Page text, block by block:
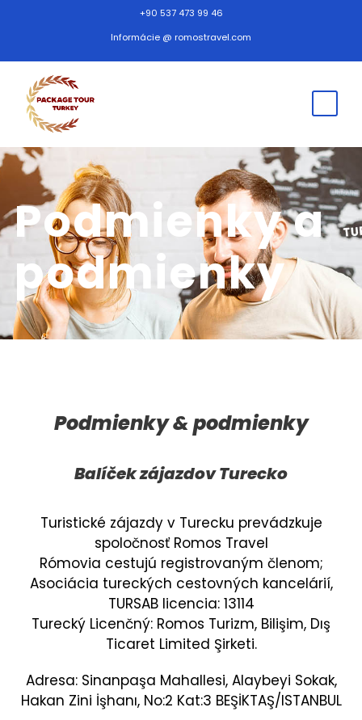
+90 537 473 99 46
Informácie @ romostravel.com
Podmienky a
podmienky
Podmienky & podmienky
Balíček zájazdov Turecko
Turistické zájazdy v Turecku prevádzkuje
spoločnosť Romos Travel
Rómovia cestujú registrovaným členom;
Asociácia tureckých cestovných kancelárií,
TURSAB licencia: 13114
Turecký Licenčný: Romos Turizm, Bilişim, Dış
Ticaret Limited Şirketi.
Adresa: Sinanpaşa Mahallesi, Alaybeyi Sokak,
Hakan Zini İşhanı, No:2 Kat:3 BEŞİKTAŞ/ISTANBUL